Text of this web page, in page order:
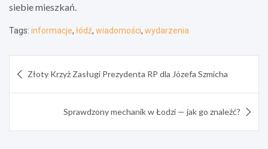
siebie mieszkań.
Tags: informacje, łódź, wiadomości, wydarzenia
wpisu
Złoty Krzyż Zasługi Prezydenta RP dla Józefa Szmicha
Sprawdzony mechanik w Łodzi — jak go znaleźć?